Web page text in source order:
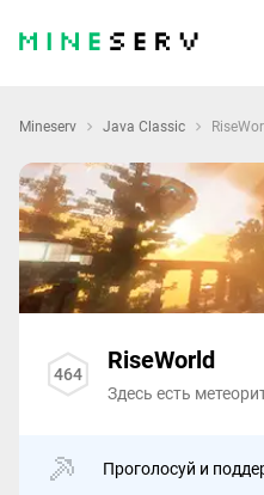
Mineserv Java Classic
464 RiseWorld
Здесь есть
Проголосуй и